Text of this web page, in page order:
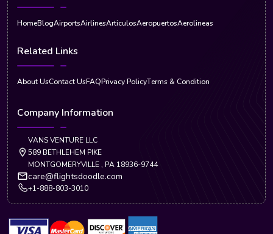
HomeBlogAirportsAirlinesArticulosAeropuertosAerolineas
Related Links
About UsContact UsFAQPrivacy PolicyTerms & Condition
Company Information
VANS VENTURE LLC
589 BETHLEHEM PIKE
MONTGOMERYVILLE , PA 18936-9744
care@flightsdoodle.com
+1-888-803-3010